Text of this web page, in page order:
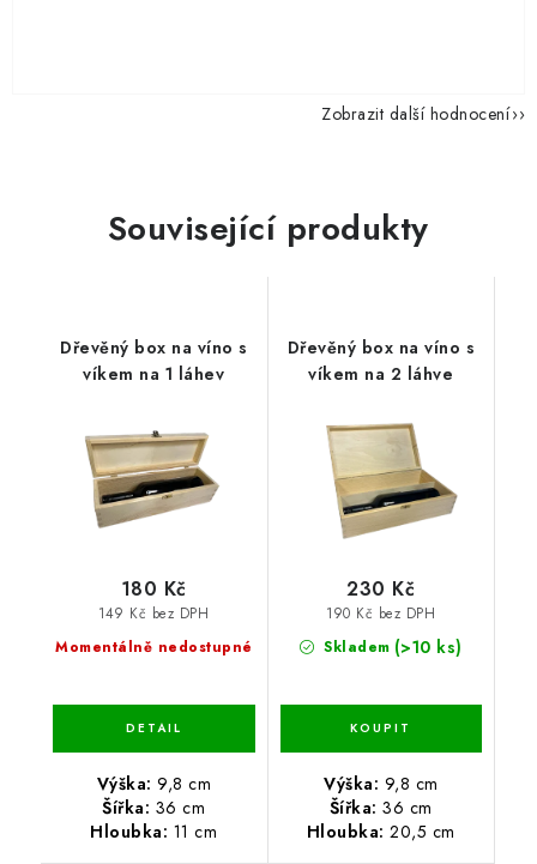
Zobrazit další hodnocení
Související produkty
Dřevěný box na víno s
víkem na 1 láhev
Momentálně nedostupné
149 Kč bez DPH
180 Kč
Výška: 9,8 cm
Šířka: 36 cm
Hloubka: 11 cm
Dřevěný box na víno s
víkem na 2 láhve
Skladem (>10 ks)
190 Kč bez DPH
230 Kč
Výška: 9,8 cm
Šířka: 36 cm
Hloubka: 20,5 cm